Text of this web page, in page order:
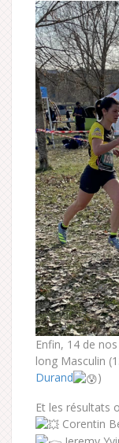
Enfin, 14 de
long Masculin
Durand
)
Et les résultats
Corentin